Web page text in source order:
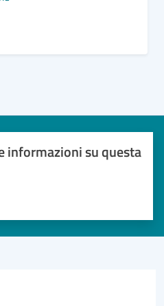
informazioni su questa
su 5
5